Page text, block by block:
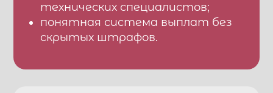
технических специалистов;
понятная система выплат без
скрытых штрафов.